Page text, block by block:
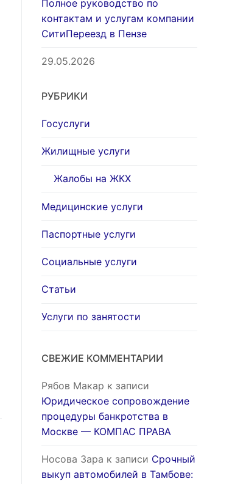
Полное руководство по
контактам и услугам компании
СитиПереезд в Пензе
29.05.2026
РУБРИКИ
Госуслуги
Жилищные услуги
Жалобы на ЖКХ
Медицинские услуги
Паспортные услуги
Социальные услуги
Статьи
Услуги по занятости
СВЕЖИЕ КОММЕНТАРИИ
Рябов Макар к записи
Юридическое сопровождение
процедуры банкротства в
Москве — КОМПАС ПРАВА
Носова Зара к записи Срочный
выкуп автомобилей в Тамбове: